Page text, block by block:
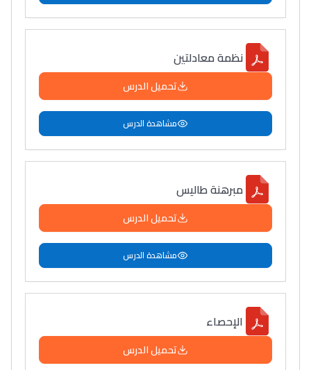
نظمة معادلتين
تحميل الدرس
مشاهدة الدرس
مبرهنة طاليس
تحميل الدرس
مشاهدة الدرس
الإحصاء
تحميل الدرس